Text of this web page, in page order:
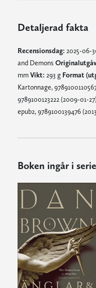
Detaljerad fakta
Recensionsdag: 2025-06-
and Demons
mmVikt: 293 g Format
Kartonnage,
9789100123222 (2009-01-
epub2, 9789100139476
Boken ingår i